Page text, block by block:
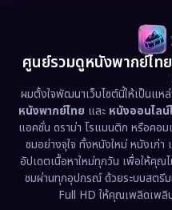
Disaster
Disney+
Documentary สารคดี
Drama ดราม่า
Dystopian
ศูนย์รวมดูหนังพากย์ไท
ผมตั้งใจพัฒนาเว็บไซต์นี้ให้เป็นแห
หนังพากย์ไทย และ หนังออนไลน์
แอคชั่น ดราม่า โรแมนติก หรือคอ
ชมอย่างจุใจ ทั้งหนังใหม่ หนังเก่
อัปเดตเนื้อหาใหม่ทุกวัน เพื่อให้คุ
ชมผ่านทุกอุปกรณ์ ด้วยระบบสตรี
Full HD ให้คุณเพลิดเพลิ